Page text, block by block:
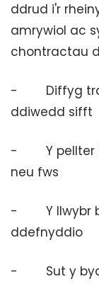
ddrud i'r
amrywiol ac
chontractau
- Diffyg
ddiwedd sifft
- Y pellter
neu fws
- Y llwybr
ddefnyddio
- Sut y